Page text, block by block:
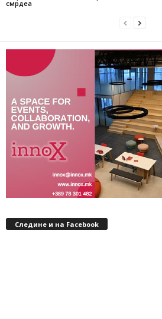
смрдеа
Следине и на Facebook